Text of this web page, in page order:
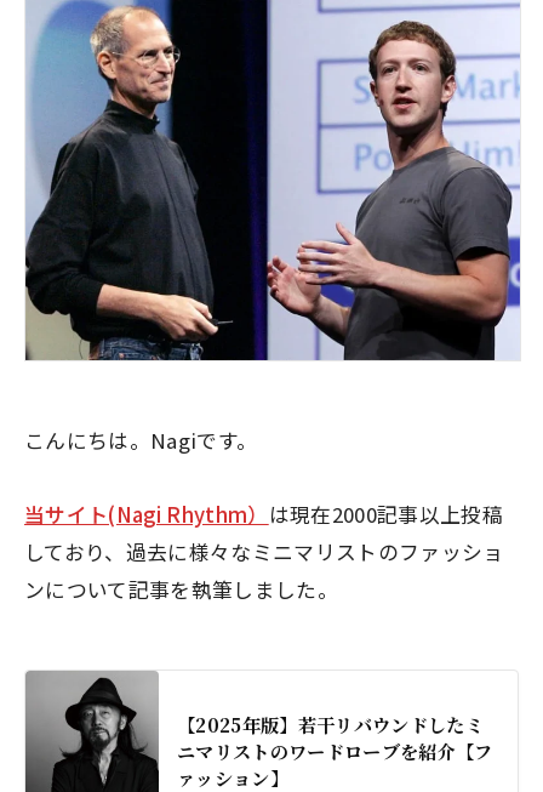
こんにちは。Nagiです。
当サイト(Nagi Rhythm） は現在2000記事以上投稿
しており、過去に様々なミニマリストのファッショ
ンについて記事を執筆しました。
【2025年版】若干リバウンドしたミ
ニマリストのワードローブを紹介【フ
ァッション】